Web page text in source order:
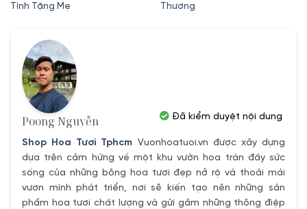
Tình Tặng Mẹ
là:
Thương
Poong Nguyễn
Shop Hoa Tươi Tphcm Vuonhoatuoi.vn được xây dựng
dựa trên cảm hứng về một khu vườn hoa tràn đầy sức
sống của những bông hoa tươi đẹp nở rộ và thoải mái
vươn mình phát triển, nơi sẽ kiến tạo nên những sản
phẩm hoa tươi chất lượng và gửi gắm những thông điệp
Đã kiểm duyệt nội dung